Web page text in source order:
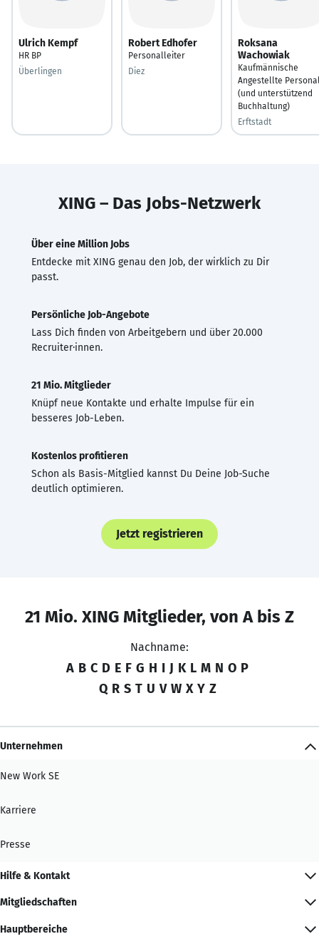
Ulrich Kempf
HR BP
Überlingen
Robert Edhofer
Personalleiter
Diez
Roksana
Wachowiak
Kaufmännische
Angestellte
(und unterstützend
Buchhaltung)
Erftstadt
XING – Das Jobs-Netzwerk
Über eine Million Jobs
Entdecke mit XING genau den Job, der wirklich zu Dir
passt.
Persönliche Job-Angebote
Lass Dich finden von Arbeitgebern und über 20.000
Recruiter·innen.
21 Mio. Mitglieder
Knüpf neue Kontakte und erhalte Impulse für ein
besseres Job-Leben.
Kostenlos profitieren
Schon als Basis-Mitglied kannst Du Deine Job-Suche
deutlich optimieren.
Jetzt registrieren
21 Mio. XING Mitglieder, von A bis Z
Nachname:
A B C D E F G H I J K L M N O P
Q R S T U V W X Y Z
Unternehmen
New Work SE
Karriere
Presse
Hilfe & Kontakt
Mitgliedschaften
Hauptbereiche